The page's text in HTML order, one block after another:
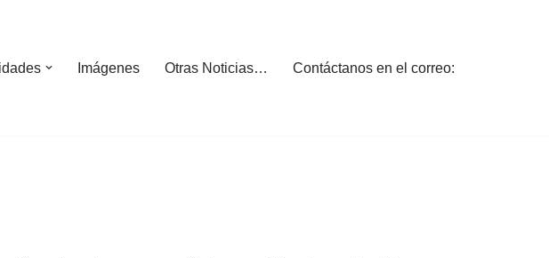
Imágenes Otras Noticias… Contáctanos en el correo: